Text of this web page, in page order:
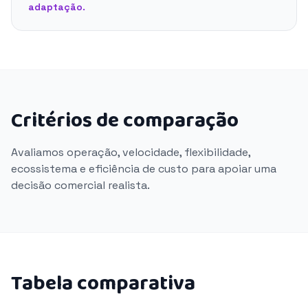
adaptação.
Critérios de comparação
Avaliamos operação, velocidade, flexibilidade,
ecossistema e eficiência de custo para apoiar uma
decisão comercial realista.
Tabela comparativa